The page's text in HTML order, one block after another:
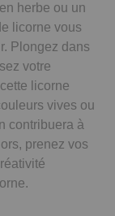
herbe ou un
licorne vous
Plongez dans
votre
licorne
vives ou
contribuera à
prenez vos